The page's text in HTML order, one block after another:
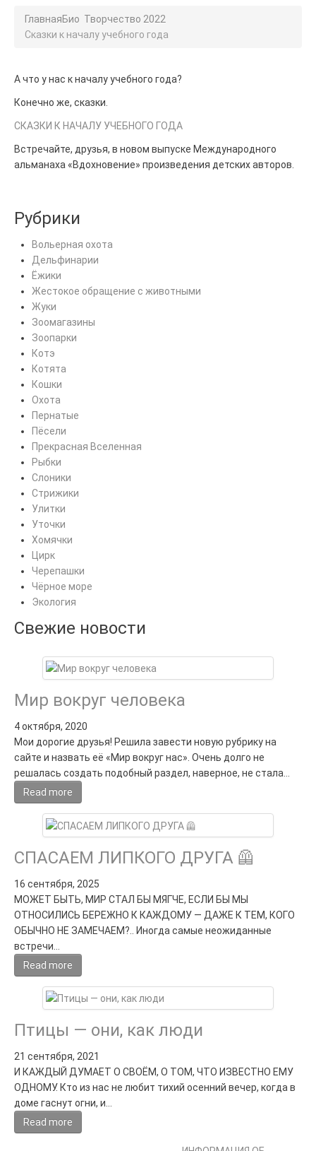
ГлавнаяБио Творчество 2022
Сказки к началу учебного года
А что у нас к началу учебного года?
Конечно же, сказки.
СКАЗКИ К НАЧАЛУ УЧЕБНОГО ГОДА
Встречайте, друзья, в новом выпуске Международного
альманаха «Вдохновение» произведения детских авторов.
Рубрики
Вольерная охота
Дельфинарии
Ёжики
Жестокое обращение с животными
Жуки
Зоомагазины
Зоопарки
Котэ
Котята
Кошки
Охота
Пернатые
Пёсели
Прекрасная Вселенная
Рыбки
Слоники
Стрижики
Улитки
Уточки
Хомячки
Цирк
Черепашки
Чёрное море
Экология
Свежие новости
Мир вокруг человека
4 октября, 2020
Мои дорогие друзья! Решила завести новую рубрику на
сайте и назвать её «Мир вокруг нас». Очень долго не
решалась создать подобный раздел, наверное, не стала…
Read more
СПАСАЕМ ЛИПКОГО ДРУГА 🦺
16 сентября, 2025
МОЖЕТ БЫТЬ, МИР СТАЛ БЫ МЯГЧЕ, ЕСЛИ БЫ МЫ
ОТНОСИЛИСЬ БЕРЕЖНО К КАЖДОМУ — ДАЖЕ К ТЕМ, КОГО
ОБЫЧНО НЕ ЗАМЕЧАЕМ?.. Иногда самые неожиданные
встречи…
Read more
Птицы — они, как люди
21 сентября, 2021
И КАЖДЫЙ ДУМАЕТ О СВОЁМ, О ТОМ, ЧТО ИЗВЕСТНО ЕМУ
ОДНОМУ. Кто из нас не любит тихий осенний вечер, когда в
доме гаснут огни, и…
Read more